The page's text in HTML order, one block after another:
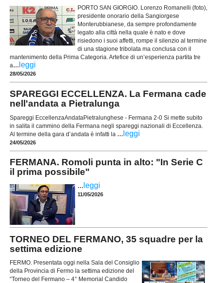
PORTO SAN GIORGIO. Lorenzo Romanelli (foto),
presidente onorario della Sangiorgese
Monterubbianese, da sempre profondamente
legato alla città nella quale è nato e dove
risiedono i suoi affetti, rompe il silenzio al termine
di una stagione tribolata ma conclusa con il
mantenimento della Prima Categoria. Artefice di un’esperienza partita tre
a... leggi
28/05/2026
SPAREGGI ECCELLENZA. La Fermana cade
nell'andata a Pietralunga
Spareggi EccellenzaAndataPietralunghese - Fermana 2-0 Si mette subito
in salita il cammino della Fermana negli spareggi nazionali di Eccellenza.
Al termine della gara d’andata è infatti la ... leggi
24/05/2026
FERMANA. Romoli punta in alto: "In Serie C
il prima possibile"
... leggi
11/05/2026
TORNEO DEL FERMANO, 35 squadre per la
settima edizione
FERMO. Presentata oggi nella Sala del Consiglio
della Provincia di Fermo la settima edizione del
“Torneo del Fermano – 4° Memorial Candido